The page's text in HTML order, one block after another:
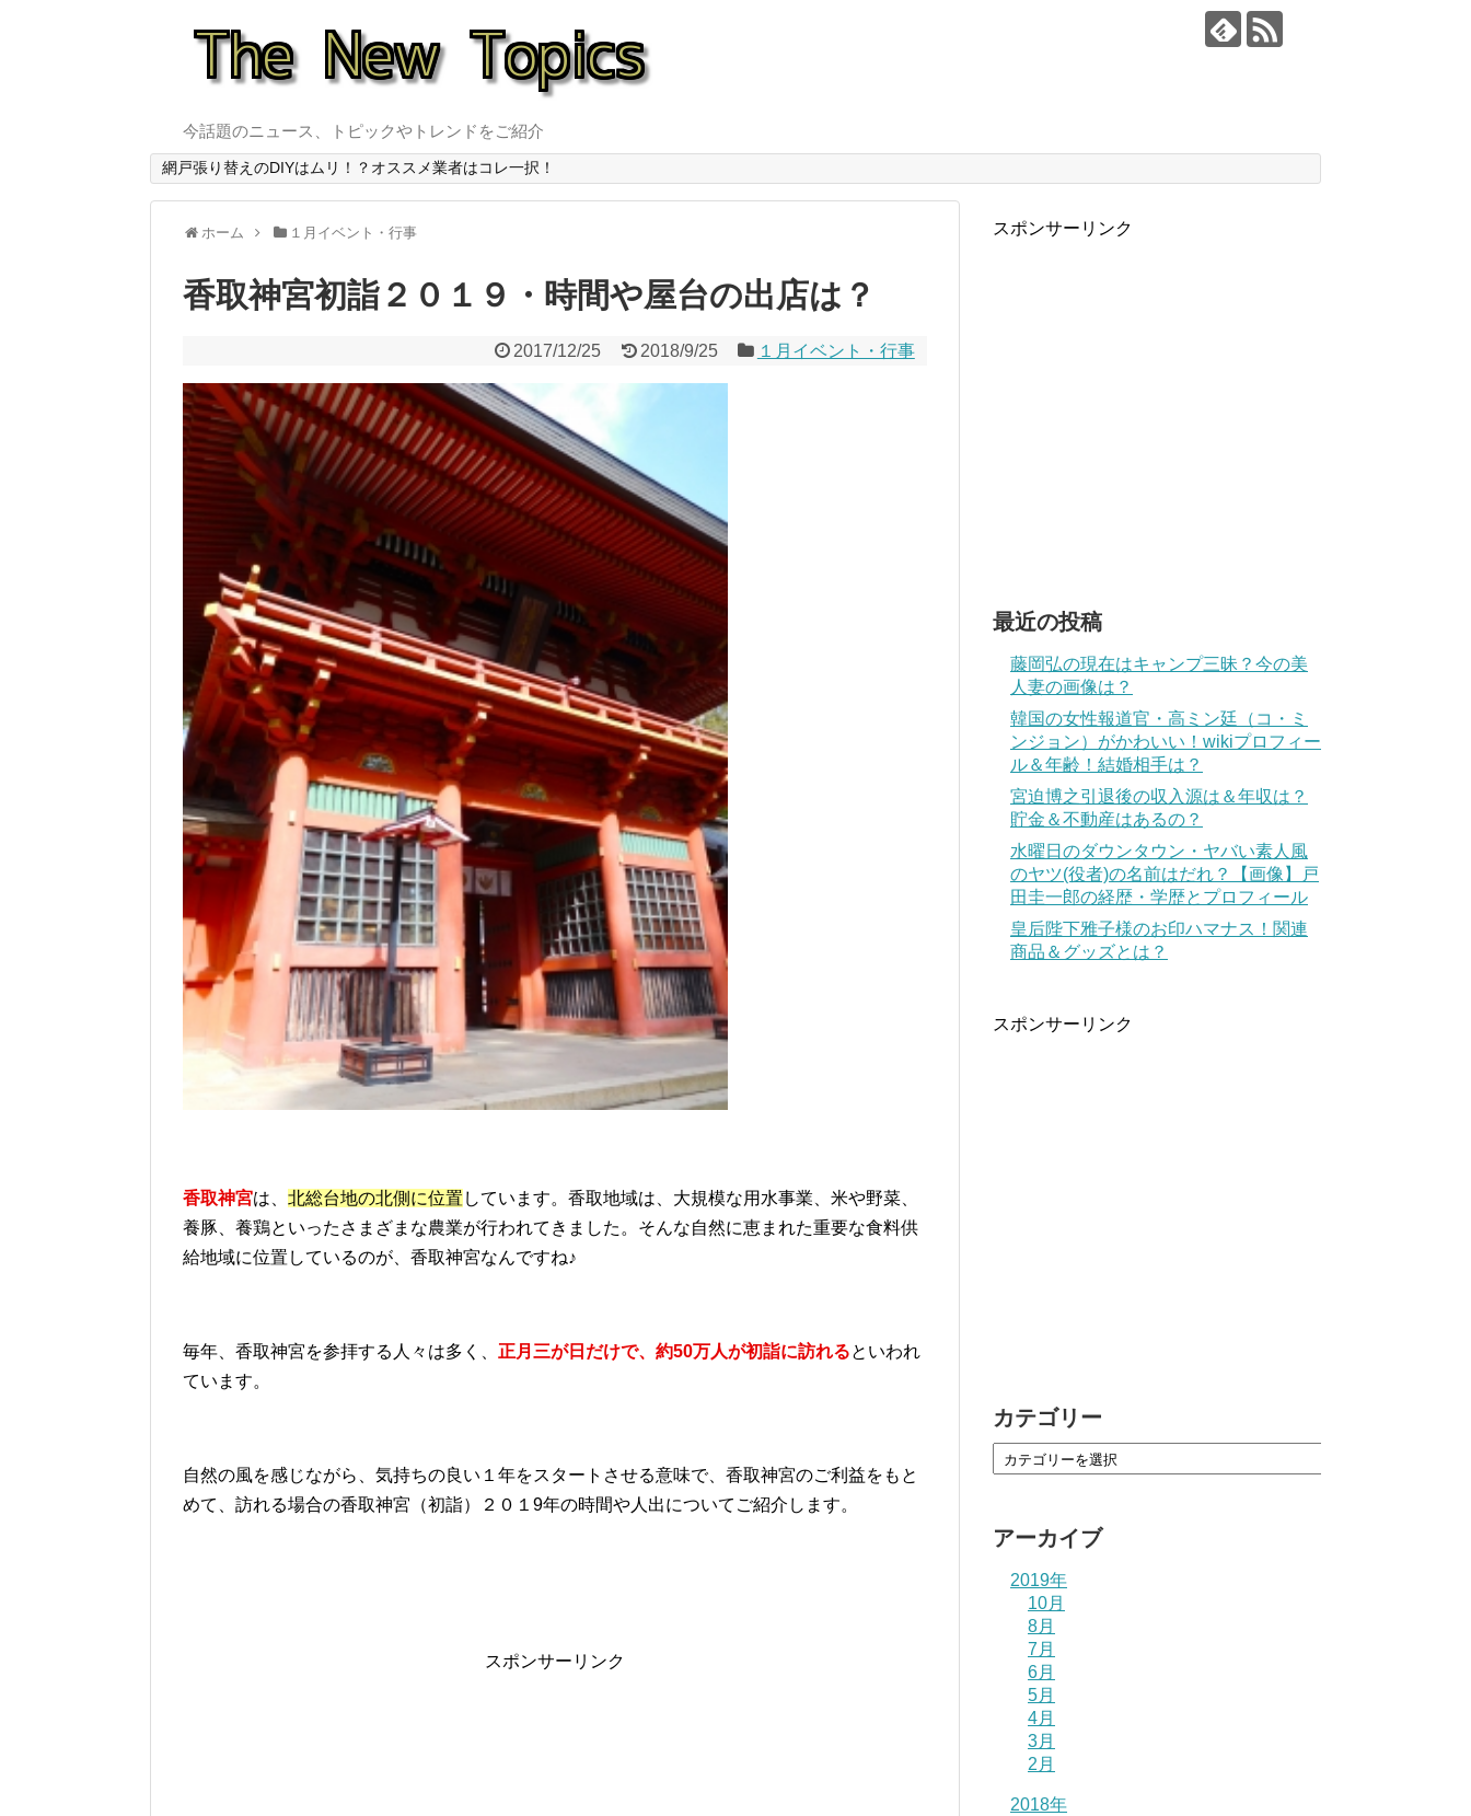
今話題のニュース、トピックやトレンドをご紹介
網戸張り替えのDIYはムリ！？オススメ業者はコレ一択！
ホーム １月イベント・行事
香取神宮初詣２０１９・時間や屋台の出店は？
2017/12/25 2018/9/25 １月イベント・行事
香取神宮は、 北総台地の北側に位置 しています。香取地域は、大規模な用水事業、米や野菜、
養豚、養鶏といったさまざまな農業が行われてきました。そんな自然に恵まれた重要な食料供
給地域に位置しているのが、香取神宮なんですね♪
毎年、香取神宮を参拝する人々は多く、 正月三が日だけで、約50万人が初詣に訪れるといわれ
ています。
自然の風を感じながら、気持ちの良い１年をスタートさせる意味で、香取神宮のご利益をもと
めて、訪れる場合の香取神宮（初詣）２０１9年の時間や人出についてご紹介します。
スポンサーリンク
スポンサーリンク
最近の投稿
藤岡弘の現在はキャンプ三昧？今の美
人妻の画像は？
韓国の女性報道官・高ミン廷（コ・ミ
ンジョン）がかわいい！wikiプロフィー
ル＆年齢！結婚相手は？
宮迫博之引退後の収入源は＆年収は？
貯金＆不動産はあるの？
水曜日のダウンタウン・ヤバい素人風
のヤツ(役者)の名前はだれ？【画像】戸
田圭一郎の経歴・学歴とプロフィール
皇后陛下雅子様のお印ハマナス！関連
商品＆グッズとは？
スポンサーリンク
カテゴリー
アーカイブ
2019年
10月
8月
7月
6月
5月
4月
3月
2月
2018年